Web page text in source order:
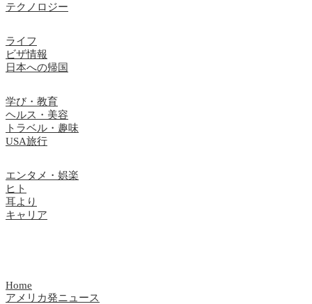
テクノロジー
ライフ
ビザ情報
日本への帰国
学び・教育
ヘルス・美容
トラベル・趣味
USA旅行
エンタメ・娯楽
ヒト
耳より
キャリア
Home
アメリカ発ニュース